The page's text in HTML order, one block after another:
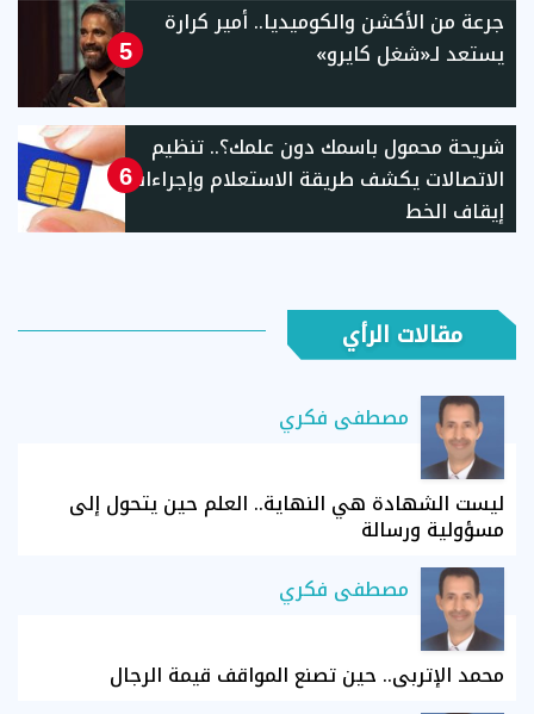
5
جرعة من الأكشن والكوميديا.. أمير كرارة
يستعد لـ«شغل كايرو»
6
شريحة محمول باسمك دون علمك؟.. تنظيم
الاتصالات يكشف طريقة الاستعلام وإجراءات
إيقاف الخط
مقالات الرأي
مصطفى فكري
ليست الشهادة هي النهاية.. العلم حين يتحول إلى
مسؤولية ورسالة
مصطفى فكري
محمد الإتربي.. حين تصنع المواقف قيمة الرجال